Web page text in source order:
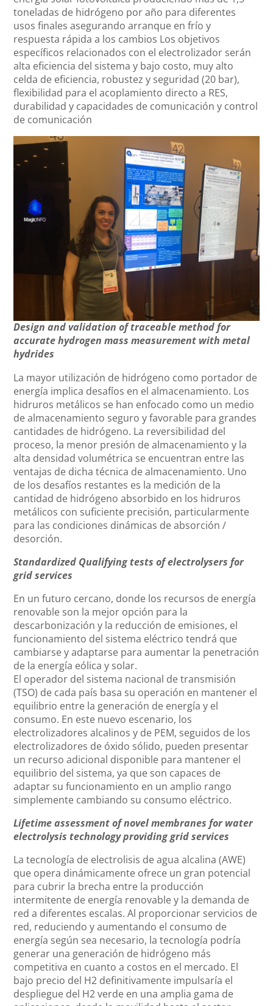
toneladas de hidrógeno por año para diferentes
usos finales asegurando arranque en frío y
respuesta rápida a los cambios Los objetivos
específicos relacionados con el electrolizador serán
alta eficiencia del sistema y bajo costo, muy alto
celda de eficiencia, robustez y seguridad (20 bar),
flexibilidad para el acoplamiento directo a RES,
durabilidad y capacidades de comunicación y control
de comunicación
Design and validation of traceable method for
accurate hydrogen mass measurement with metal
hydrides
La mayor utilización de hidrógeno como portador de
energía implica desafíos en el almacenamiento. Los
hidruros metálicos se han enfocado como un medio
de almacenamiento seguro y favorable para grandes
cantidades de hidrógeno. La reversibilidad del
proceso, la menor presión de almacenamiento y la
alta densidad volumétrica se encuentran entre las
ventajas de dicha técnica de almacenamiento. Uno
de los desafíos restantes es la medición de la
cantidad de hidrógeno absorbido en los hidruros
metálicos con suficiente precisión, particularmente
para las condiciones dinámicas de absorción /
desorción.
Standardized Qualifying tests of electrolysers for
grid services
En un futuro cercano, donde los recursos de energía
renovable son la mejor opción para la
descarbonización y la reducción de emisiones, el
funcionamiento del sistema eléctrico tendrá que
cambiarse y adaptarse para aumentar la penetración
de la energía eólica y solar.
El operador del sistema nacional de transmisión
(TSO) de cada país basa su operación en mantener el
equilibrio entre la generación de energía y el
consumo. En este nuevo escenario, los
electrolizadores alcalinos y de PEM, seguidos de los
electrolizadores de óxido sólido, pueden presentar
un recurso adicional disponible para mantener el
equilibrio del sistema, ya que son capaces de
adaptar su funcionamiento en un amplio rango
simplemente cambiando su consumo eléctrico.
Lifetime assessment of novel membranes for water
electrolysis technology providing grid services
La tecnología de electrolisis de agua alcalina (AWE)
que opera dinámicamente ofrece un gran potencial
para cubrir la brecha entre la producción
intermitente de energía renovable y la demanda de
red a diferentes escalas. Al proporcionar servicios de
red, reduciendo y aumentando el consumo de
energía según sea necesario, la tecnología podría
generar una generación de hidrógeno más
competitiva en cuanto a costos en el mercado. El
bajo precio del H2 definitivamente impulsaría el
despliegue del H2 verde en una amplia gama de